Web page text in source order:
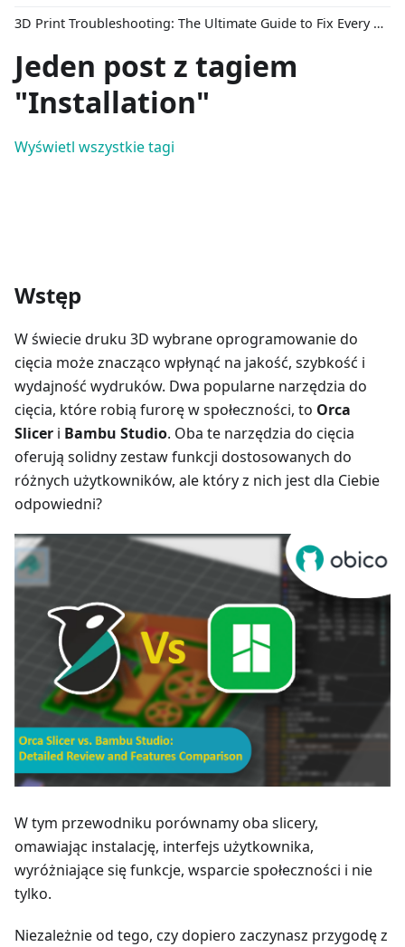
3D Print Troubleshooting: The Ultimate Guide to Fix Every Common Problem [2026]
Jeden post z tagiem
"Installation"
Wyświetl wszystkie tagi
Wstęp
W świecie druku 3D wybrane oprogramowanie do
cięcia może znacząco wpłynąć na jakość, szybkość i
wydajność wydruków. Dwa popularne narzędzia do
cięcia, które robią furorę w społeczności, to Orca
Slicer i Bambu Studio. Oba te narzędzia do cięcia
oferują solidny zestaw funkcji dostosowanych do
różnych użytkowników, ale który z nich jest dla Ciebie
odpowiedni?
W tym przewodniku porównamy oba slicery,
omawiając instalację, interfejs użytkownika,
wyróżniające się funkcje, wsparcie społeczności i nie
tylko.
Niezależnie od tego, czy dopiero zaczynasz przygodę z